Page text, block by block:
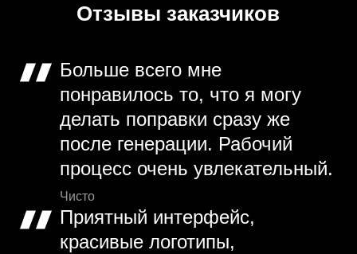
Отзывы заказчиков
Больше всего мне
понравилось то, что я могу
делать поправки сразу же
после генерации. Рабочий
процесс очень увлекательный.
Чисто
Приятный интерфейс,
красивые логотипы,